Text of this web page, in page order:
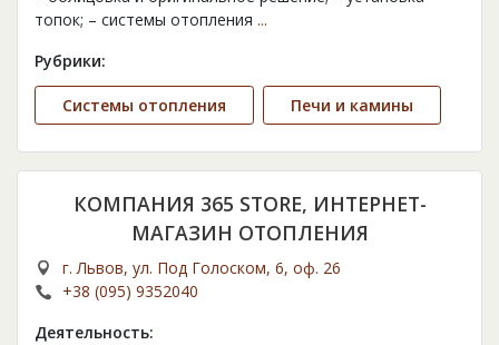
топок; – системы отопления ...
Рубрики:
Cистемы отопления Печи и камины
КОМПАНИЯ 365 STORE, ИНТЕРНЕТ-
МАГАЗИН ОТОПЛЕНИЯ
г. Львов, ул. Под Голоском, 6, оф. 26
+38 (095) 9352040
Деятельность: